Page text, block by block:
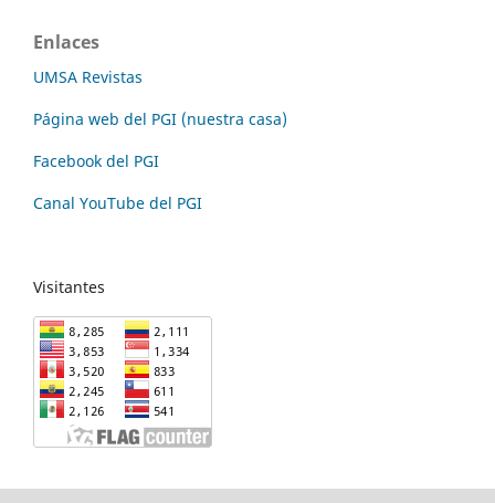
Enlaces
UMSA Revistas
Página web del PGI (nuestra casa)
Facebook del PGI
Canal YouTube del PGI
Visitantes